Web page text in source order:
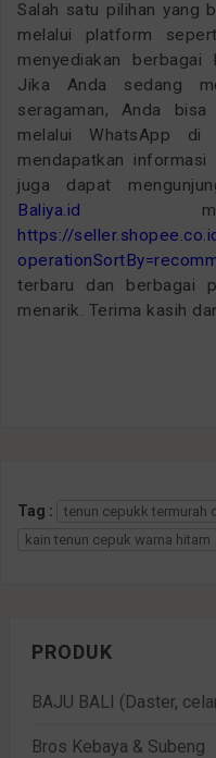
Salah satu pilihan yang
melalui platform
menyediakan
Jika Anda sedang
seragaman, Anda bisa
melalui WhatsApp di
mendapatkan
juga dapat
Baliya.id
https://
terbaru dan berbagai
menarik. Terima kasih
Tag : tenun cepukk termurah
kain tenun cepuk warna hitam
PRODUK
BAJU BALI (Daster,
Bros Kebaya & Subeng